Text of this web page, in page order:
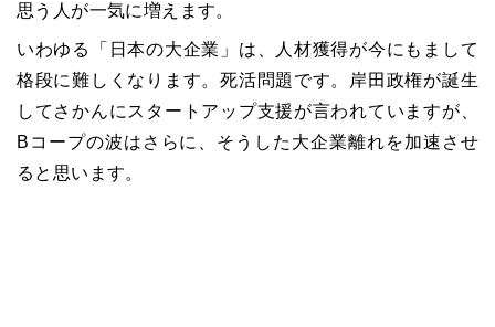
思う人が一気に増えます。
いわゆる「日本の大企業」は、人材獲得が今にもまして
格段に難しくなります。死活問題です。岸田政権が誕生
してさかんにスタートアップ支援が言われていますが、
B コープの波はさらに、そうした大企業離れを加速させ
ると思います。